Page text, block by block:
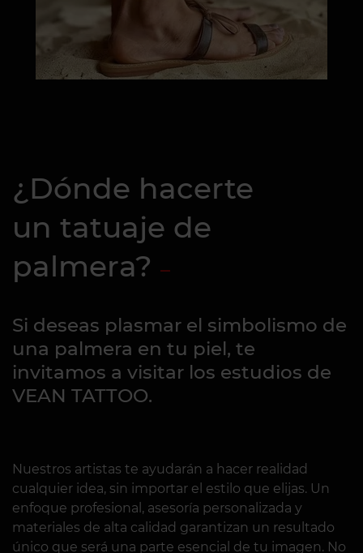
¿Dónde hacerte
un tatuaje de
palmera?
Si deseas plasmar el simbolismo de
una palmera en tu piel, te
invitamos a visitar los estudios de
VEAN TATTOO.
Nuestros artistas te ayudarán a hacer realidad
cualquier idea, sin importar el estilo que elijas. Un
enfoque profesional, asesoría personalizada y
materiales de alta calidad garantizan un resultado
único que será una parte esencial de tu imagen. No